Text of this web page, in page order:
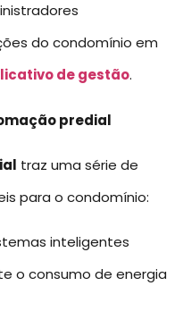
do condomínio em
de gestão.
predial
traz uma série de
para o condomínio:
inteligentes
o consumo de energia